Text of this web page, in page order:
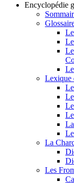
Encyclopédie
Lexique
La
Les